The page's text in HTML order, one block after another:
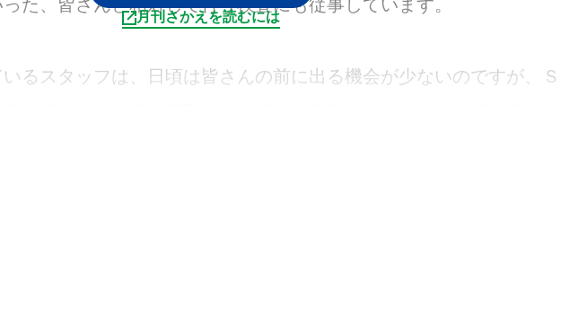
た、皆さんと相対して行う検査にも従事しています。
るスタッフは、日頃は皆さんの前に出る機会が少ないのですが、Ｓ
月刊さかえを読むには